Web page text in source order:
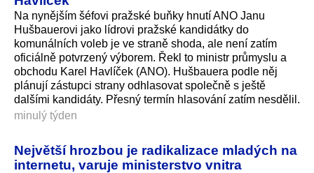
Na nynějším šéfovi pražské buňky hnutí ANO Janu
Hušbauerovi jako lídrovi pražské kandidátky do
komunálních voleb je ve straně shoda, ale není zatím
oficiálně potvrzený výborem. Řekl to ministr průmyslu a
obchodu Karel Havlíček (ANO). Hušbauera podle něj
plánují zástupci strany odhlasovat společně s ještě
dalšími kandidáty. Přesný termín hlasování zatím nesdělil.
minulý týden
Největší hrozbou je radikalizace mladých na
internetu, varuje ministerstvo vnitra